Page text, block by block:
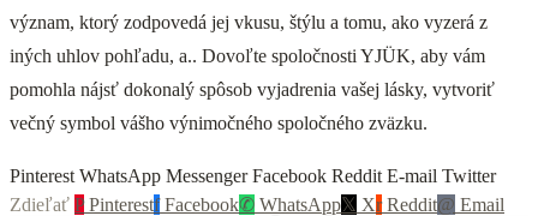
význam, ktorý zodpovedá jej vkusu, štýlu a tomu, ako vyzerá z
iných uhlov pohľadu, a.. Dovoľte spoločnosti YJÜK, aby vám
pomohla nájsť dokonalý spôsob vyjadrenia vašej lásky, vytvoriť
večný symbol vášho výnimočného spoločného zväzku.
Pinterest WhatsApp Messenger Facebook Reddit E-mail Twitter
Zdieľať PPinterestfFacebook✆ WhatsApp𝕏 XrReddit@ Email